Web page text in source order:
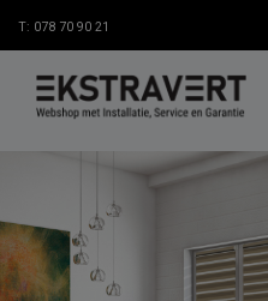
T: 078 70 90 21